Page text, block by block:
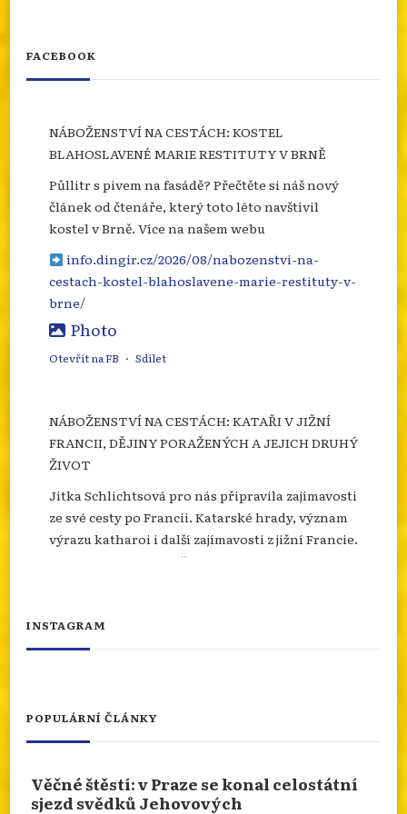
FACEBOOK
NÁBOŽENSTVÍ NA CESTÁCH: KOSTEL
BLAHOSLAVENÉ MARIE RESTITUTY V BRNĚ
Půllitr s pivem na fasádě? Přečtěte si náš nový
článek od čtenáře, který toto léto navštívil
kostel v Brně. Více na našem webu
info.dingir.cz/2026/08/nabozenstvi-na-
cestach-kostel-blahoslavene-marie-restituty-v-
brne/
Photo
Otevřít na FB · Sdílet
NÁBOŽENSTVÍ NA CESTÁCH: KATAŘI V JIŽNÍ
FRANCII, DĚJINY PORAŽENÝCH A JEJICH DRUHÝ
ŽIVOT
Jitka Schlichtsová pro nás připravila zajímavosti
ze své cesty po Francii. Katarské hrady, význam
výrazu katharoi i další zajímavosti z jižní Francie.
Více se dozvíte na našem webu.
porazenych-a-jejich-d...
Od 10.ledna 2026 do 10.ledna 2027 je rok svatého
Františka. Podívejme se prostřednictvím cesty
INSTAGRAM
POPULÁRNÍ ČLÁNKY
Věčné štěstí: v Praze se konal celostátní
sjezd svědků Jehovových